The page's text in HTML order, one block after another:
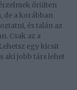
őrülten
de a korábban
és talán az
Csak az a
egy kicsit
aki jobb társ lehet